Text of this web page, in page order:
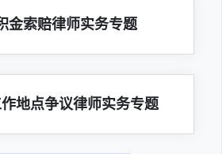
金索赔律师实务专题
地点争议律师实务专题